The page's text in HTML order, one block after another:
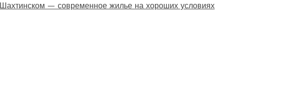
— современное жилье на хороших условиях